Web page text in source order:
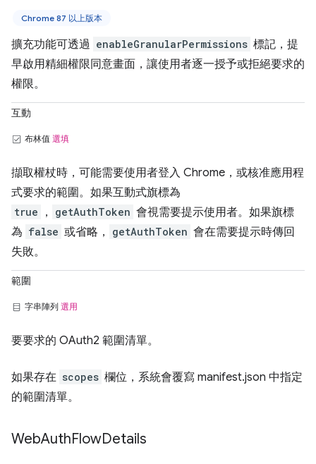
Chrome 87 以上版本
擴充功能可透過 enableGranularPermissions 標記，提
早啟用精細權限同意畫面，讓使用者逐一授予或拒絕要求的
權限。
互動
布林值 選填
擷取權杖時，可能需要使用者登入 Chrome，或核准應用程
式要求的範圍。如果互動式旗標為
true ， getAuthToken 會視需要提示使用者。如果旗標
為 false 或省略， getAuthToken 會在需要提示時傳回
失敗。
範圍
字串陣列 選用
要要求的 OAuth2 範圍清單。
如果存在 scopes 欄位，系統會覆寫 manifest.json 中指定
的範圍清單。
WebAuthFlowDetails